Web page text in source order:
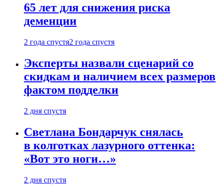
65 лет для снижения риска
деменции
2 года спустя2 года спустя
Эксперты назвали сценарий со
скидкам и наличием всех размеров
фактом подделки
2 дня спустя
Светлана Бондарчук снялась
в колготках лазурного оттенка:
«Вот это ноги…»
2 дня спустя